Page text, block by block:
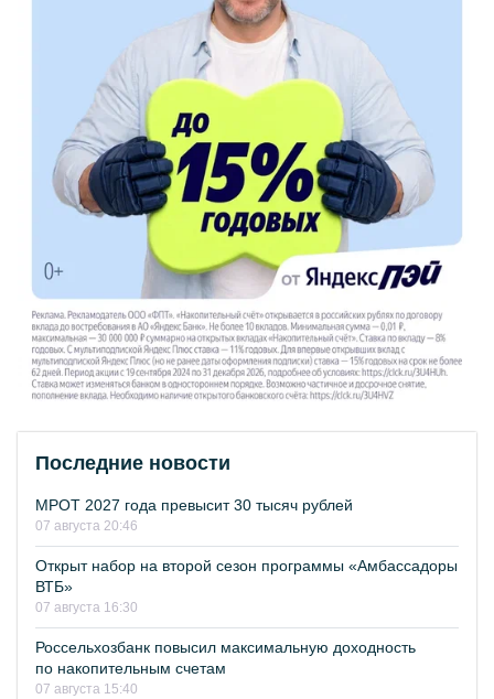
Последние новости
МРОТ 2027 года превысит 30 тысяч рублей
07 августа 20:46
Открыт набор на второй сезон программы «Амбассадоры
ВТБ»
07 августа 16:30
Россельхозбанк повысил максимальную доходность
по накопительным счетам
07 августа 15:40